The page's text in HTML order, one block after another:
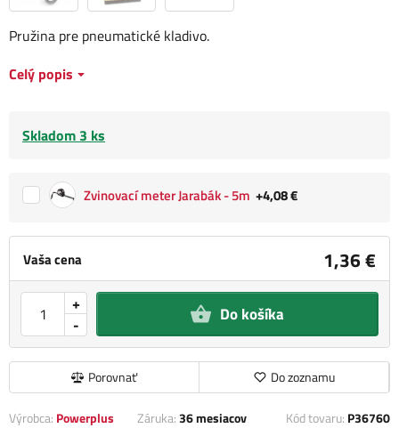
Vaša cena 1,36 €
-
+ Do košíka
Porovnať Do zoznamu
Pružina pre pneumatické kladivo.
Celý popis
Skladom 3 ks
Zvinovací meter Jarabák - 5m +4,08 €
Výrobca: Powerplus Záruka:36 mesiacov Kód tovaru: P36760